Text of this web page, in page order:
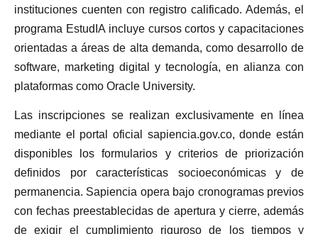
instituciones cuenten con registro calificado. Además, el
programa EstudIA incluye cursos cortos y capacitaciones
orientadas a áreas de alta demanda, como desarrollo de
software, marketing digital y tecnología, en alianza con
plataformas como Oracle University.
Las inscripciones se realizan exclusivamente en línea
mediante el portal oficial sapiencia.gov.co, donde están
disponibles los formularios y criterios de priorización
definidos por características socioeconómicas y de
permanencia. Sapiencia opera bajo cronogramas previos
con fechas preestablecidas de apertura y cierre, además
de exigir el cumplimiento riguroso de los tiempos y